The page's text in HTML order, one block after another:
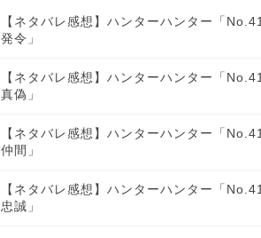
【ネタバレ感想】ハンターハンター「
発令」
【ネタバレ感想】ハンターハンター「
真偽」
【ネタバレ感想】ハンターハンター「
仲間」
【ネタバレ感想】ハンターハンター「
忠誠」